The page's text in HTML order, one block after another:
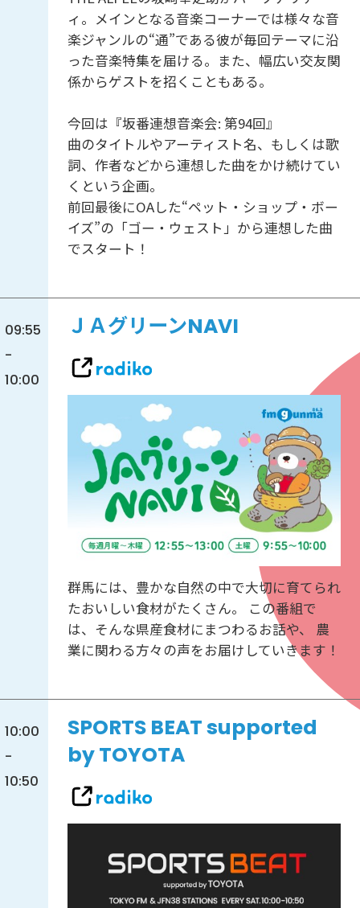
ィ。メインとなる音楽コーナーでは様々な音
楽ジャンルの“通”である彼が毎回テーマに沿
った音楽特集を届ける。また、幅広い交友関
係からゲストを招くこともある。
今回は『坂番連想音楽会: 第94回』
曲のタイトルやアーティスト名、もしくは歌
詞、作者などから連想した曲をかけ続けてい
くという企画。
前回最後にOAした“ペット・ショップ・ボー
イズ”の「ゴー・ウェスト」から連想した曲
でスタート！
09:55
-
10:00
ＪＡグリーンNAVI
群馬には、豊かな自然の中で大切に育てられ
たおいしい食材がたくさん。 この番組で
は、そんな県産食材にまつわるお話や、 農
業に関わる方々の声をお届けしていきます！
10:00
-
10:50
SPORTS BEAT supported
by TOYOTA